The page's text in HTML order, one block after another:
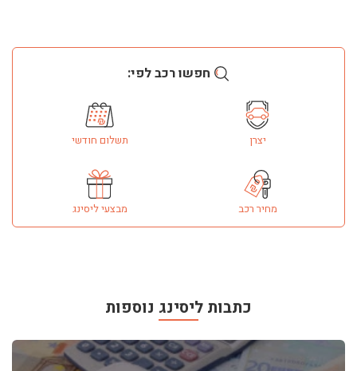
ליסינג
ליסינג מימוני
חפשו רכב לפי:
יצרן תשלום חודשי
מחיר רכב מבצעי ליסינג
כתבות ליסינג נוספות